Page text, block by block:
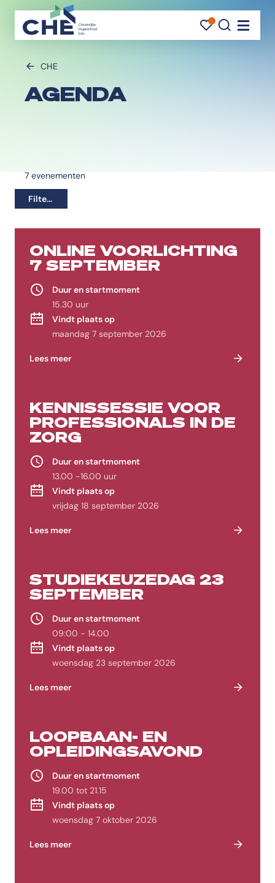
CHE
AGENDA
7 evenementen
Filters
ONLINE VOORLICHTING
7 SEPTEMBER
Duur en startmoment
15.30 uur
Vindt plaats op
maandag 7 september 2026
Lees meer
KENNISSESSIE VOOR
PROFESSIONALS IN DE
ZORG
Duur en startmoment
13.00 -16.00 uur
Vindt plaats op
vrijdag 18 september 2026
Lees meer
STUDIEKEUZEDAG 23
SEPTEMBER
Duur en startmoment
09:00 - 14.00
Vindt plaats op
woensdag 23 september 2026
Lees meer
LOOPBAAN- EN
OPLEIDINGSAVOND
Duur en startmoment
19.00 tot 21.15
Vindt plaats op
woensdag 7 oktober 2026
Lees meer